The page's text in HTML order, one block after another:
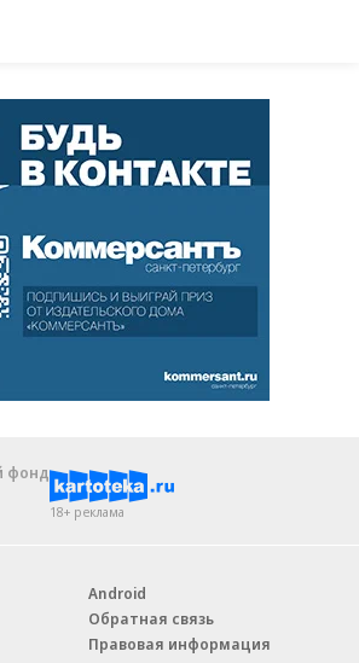
фонд
18+ реклама
Android
Обратная связь
Правовая информация